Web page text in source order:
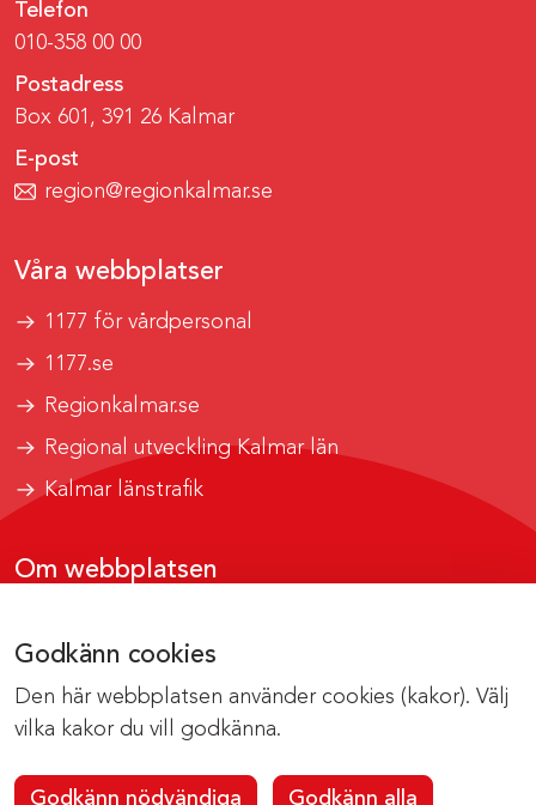
Godkänn cookies
Den här webbplatsen använder cookies (kakor). Välj
vilka kakor du vill godkänna.
Godkänn nödvändiga Godkänn alla
Telefon
010-358 00 00
Postadress
Box 601, 391 26 Kalmar
E-post
region@regionkalmar.se
Våra webbplatser
1177 för vårdpersonal
1177.se
Regionkalmar.se
Regional utveckling Kalmar län
Kalmar länstrafik
Om webbplatsen
Om cookies
Kontakta webbredaktionen